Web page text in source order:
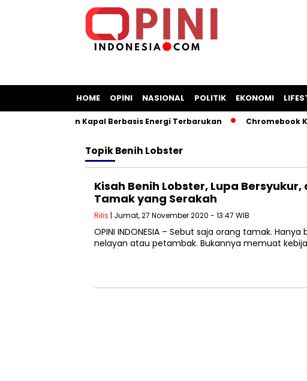
HOME OPINI NASIONAL POLITIK EKONOMI
Galangan Kapal Berbasis Energi Terbarukan Chromebook
TopikBenih Lobster
Kisah Benih Lobster, Lupa Bersyukur,
Tamak yang Serakah
Rilis | Jumat, 27 November 2020 - 13:47 WIB
OPINI INDONESIA – Sebut saja orang tamak.
nelayan atau petambak. Bukannya memuat